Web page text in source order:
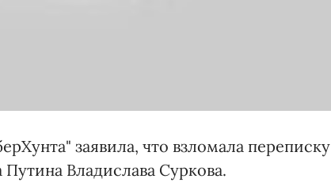
заявила, что взломала переписку
Владислава Суркова.